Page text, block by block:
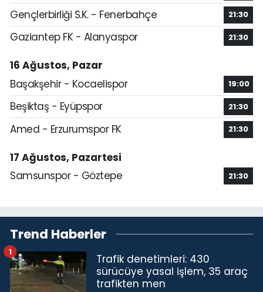
Gençlerbirliği S.K. - Fenerbahçe 21:30
Gaziantep FK - Alanyaspor 21:30
16 Ağustos, Pazar
Başakşehir - Kocaelispor
19:00
Beşiktaş - Eyüpspor 21:30
Amed - Erzurumspor FK 21:30
17 Ağustos, Pazartesi
Samsunspor - Göztepe
21:30
Trend Haberler
Trafik denetimleri: 430
sürücüye yasal işlem, 35 araç
trafikten men
1